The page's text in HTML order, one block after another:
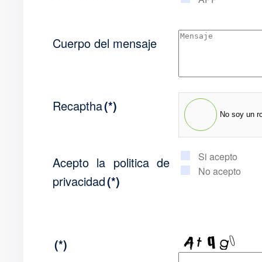
Cuerpo del mensaje
Recaptha(*)
No soy un
Acepto la politica de
privacidad(*)
Si acepto
No acepto
(*)